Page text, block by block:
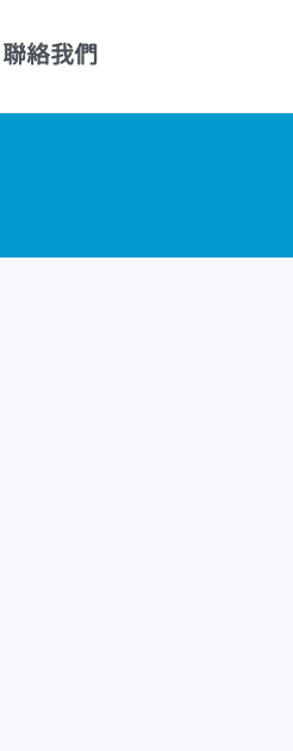
聯絡我們